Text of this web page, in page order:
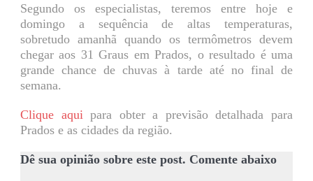
Segundo os especialistas, teremos entre hoje e
domingo a sequência de altas temperaturas,
sobretudo amanhã quando os termômetros devem
chegar aos 31 Graus em Prados, o resultado é uma
grande chance de chuvas à tarde até no final de
semana.
Clique aqui para obter a previsão detalhada para
Prados e as cidades da região.
Dê sua opinião sobre este post. Comente abaixo